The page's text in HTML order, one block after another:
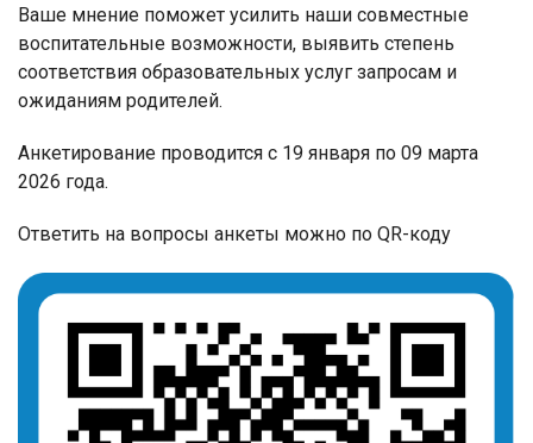
Ваше мнение поможет усилить наши совместные
воспитательные возможности, выявить степень
соответствия образовательных услуг запросам и
ожиданиям родителей.
Анкетирование проводится с 19 января по 09 марта
2026 года.
Ответить на вопросы анкеты можно по QR-коду